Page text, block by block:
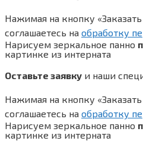
Нажимая на кнопку
соглашаетесь на обработку
Нарисуем зеркальное панно
картинке из интерната
Оставьте заявку и наши
Нажимая на кнопку
соглашаетесь на обработку
Нарисуем зеркальное панно
картинке из интерната